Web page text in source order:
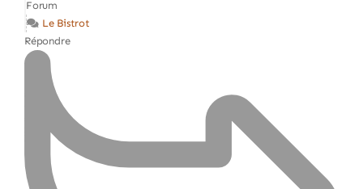
Forum
Le Bistrot
Répondre